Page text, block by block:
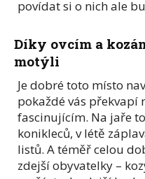
povídat si o nich ale
Díky ovcím a
motýli
Je dobré toto místo
pokaždé vás překvapí
fascinujícím. Na jaře
konikleců, v létě
listů. A téměř celou
zdejší obyvatelky –